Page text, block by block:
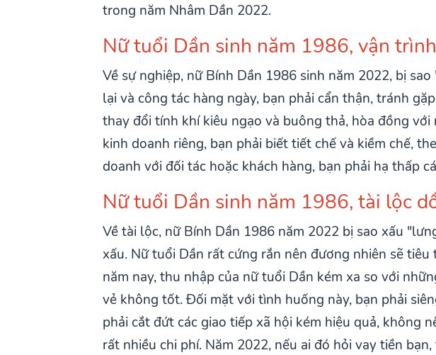
trong năm Nhâm Dần 2022.
Nữ tuổi Dần sinh năm 1986, vận
Về sự nghiệp, nữ Bính Dần 1986 sinh năm 2022, bị
lại và công tác hàng ngày, bạn phải cẩn thận, tránh
thay đổi tính khí kiêu ngạo và buông thả, hòa đồng
kinh doanh riêng, bạn phải biết tiết chế và kiềm chế,
doanh với đối tác hoặc khách hàng, bạn phải hạ thấp
Nữ tuổi Dần sinh năm 1986, tài lộc
Về tài lộc, nữ Bính Dần 1986 năm 2022 bị sao xấu
xấu. Nữ tuổi Dần rất cứng rắn nên đương nhiên sẽ
năm nay, thu nhập của nữ tuổi Dần kém xa so với
vẻ không tốt. Đối mặt với tình huống này, bạn phải
phải cắt đứt các giao tiếp xã hội kém hiệu quả, không
rất nhiều chi phí. Năm 2022, nếu ai đó hỏi vay tiền